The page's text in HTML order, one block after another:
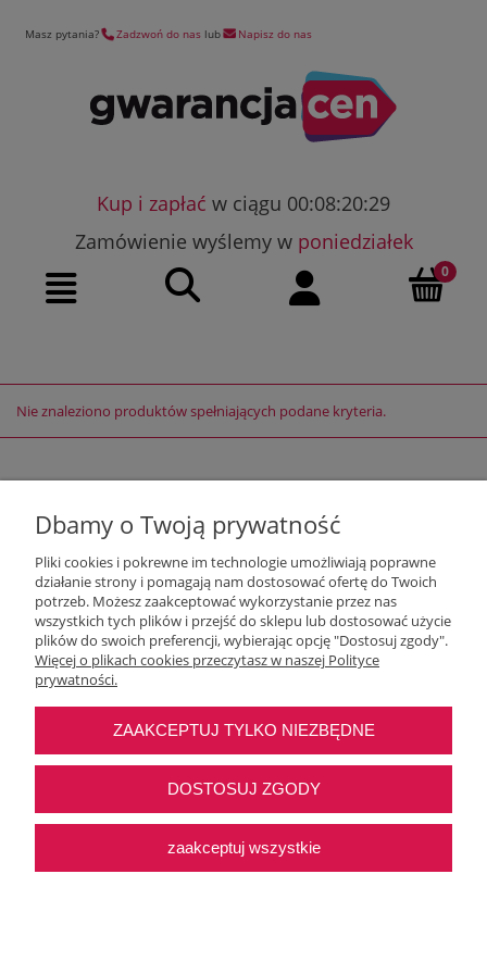
Masz pytania? Zadzwoń do nas lub Napisz do nas
Kup i zapłać w ciągu 00:08:20:29
Zamówienie wyślemy w poniedziałek
Nie znaleziono produktów spełniających podane kryteria.
Moje konto
Najczęstsze pytania
Pomoc
Dbamy o Twoją prywatność
Pliki cookies i pokrewne im technologie umożliwiają poprawne
działanie strony i pomagają nam dostosować ofertę do Twoich
potrzeb. Możesz zaakceptować wykorzystanie przez nas
wszystkich tych plików i przejść do sklepu lub dostosować użycie
plików do swoich preferencji, wybierając opcję "Dostosuj zgody".
Więcej o plikach cookies przeczytasz w naszej Polityce
prywatności.
ZAAKCEPTUJ TYLKO NIEZBĘDNE
DOSTOSUJ ZGODY
zaakceptuj wszystkie